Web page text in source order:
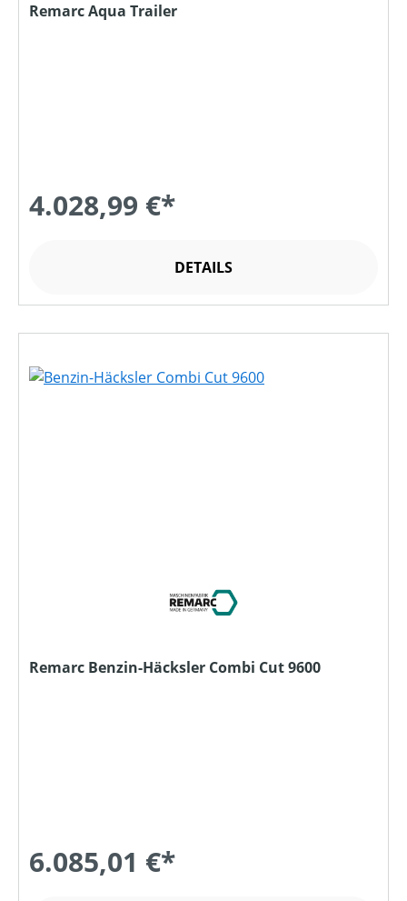
Remarc Aqua Trailer
4.028,99 €*
DETAILS
Remarc Benzin-Häcksler Combi Cut 9600
6.085,01 €*